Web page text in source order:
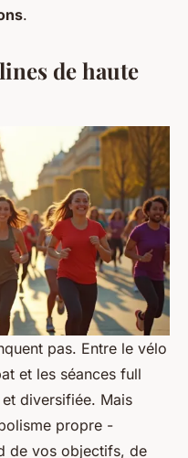
.
de haute
pas. Entre le vélo
et les séances full
diversifiée. Mais
propre -
de vos objectifs, de